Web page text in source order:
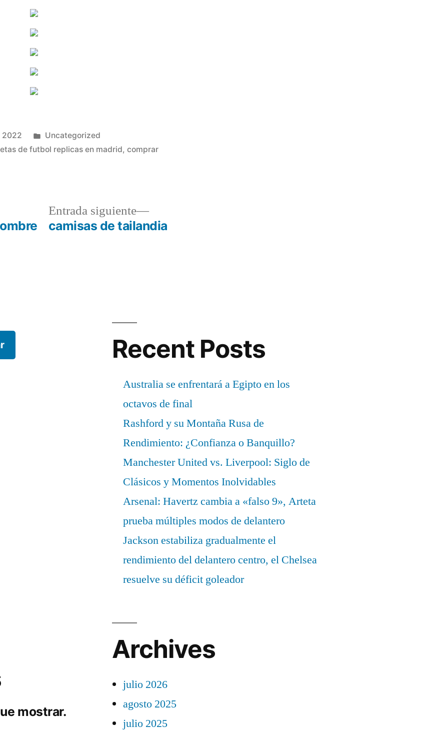
2022
Publicado
en
Uncategorized
de futbol replicas en madrid,comprar
Entrada siguiente
Entrada
siguiente:
camisas de tailandia
Recent Posts
Australia se enfrentará a Egipto en los
octavos de final
Rashford y su Montaña Rusa de
Rendimiento: ¿Confianza o Banquillo?
Manchester United vs. Liverpool: Siglo de
Clásicos y Momentos Inolvidables
Arsenal: Havertz cambia a «falso 9», Arteta
prueba múltiples modos de delantero
Jackson estabiliza gradualmente el
rendimiento del delantero centro, el Chelsea
resuelve su déficit goleador
mostrar.
Archives
julio 2026
agosto 2025
julio 2025